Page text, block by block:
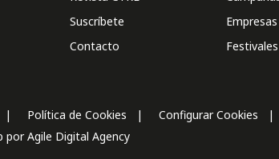
Suscríbete
Contacto
Política de Cookies Configurar Cookies
porAgile Digital Agency